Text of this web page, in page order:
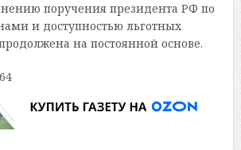
поручения президента РФ по
и доступностью льготных
на постоянной основе.
64